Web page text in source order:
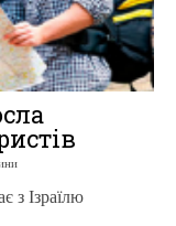
з Ізраїлю